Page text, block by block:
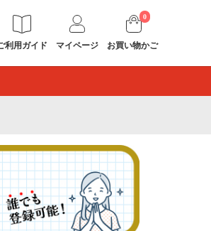
利用ガイド マイページ
0
お買い物かご